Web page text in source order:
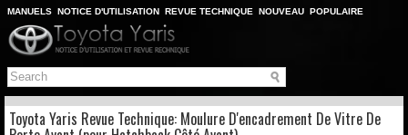
MANUELS NOTICE D'UTILISATION REVUE TECHNIQUE NOUVEAU POPULAIRE
PLAN DU SITE
CHERCHER
Toyota Yaris Revue Technique: Moulure D'encadrement De Vitre De